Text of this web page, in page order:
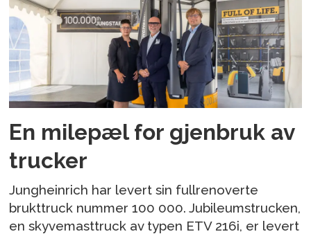
En milepæl for gjenbruk av
trucker
Jungheinrich har levert sin fullrenoverte
brukttruck nummer 100 000. Jubileumstrucken,
en skyvemasttruck av typen ETV 216i, er levert